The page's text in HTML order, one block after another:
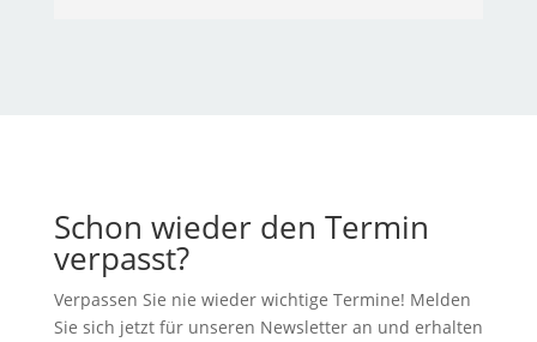
Schon wieder den Termin
verpasst?
Verpassen Sie nie wieder wichtige Termine! Melden
Sie sich jetzt für unseren Newsletter an und erhalten